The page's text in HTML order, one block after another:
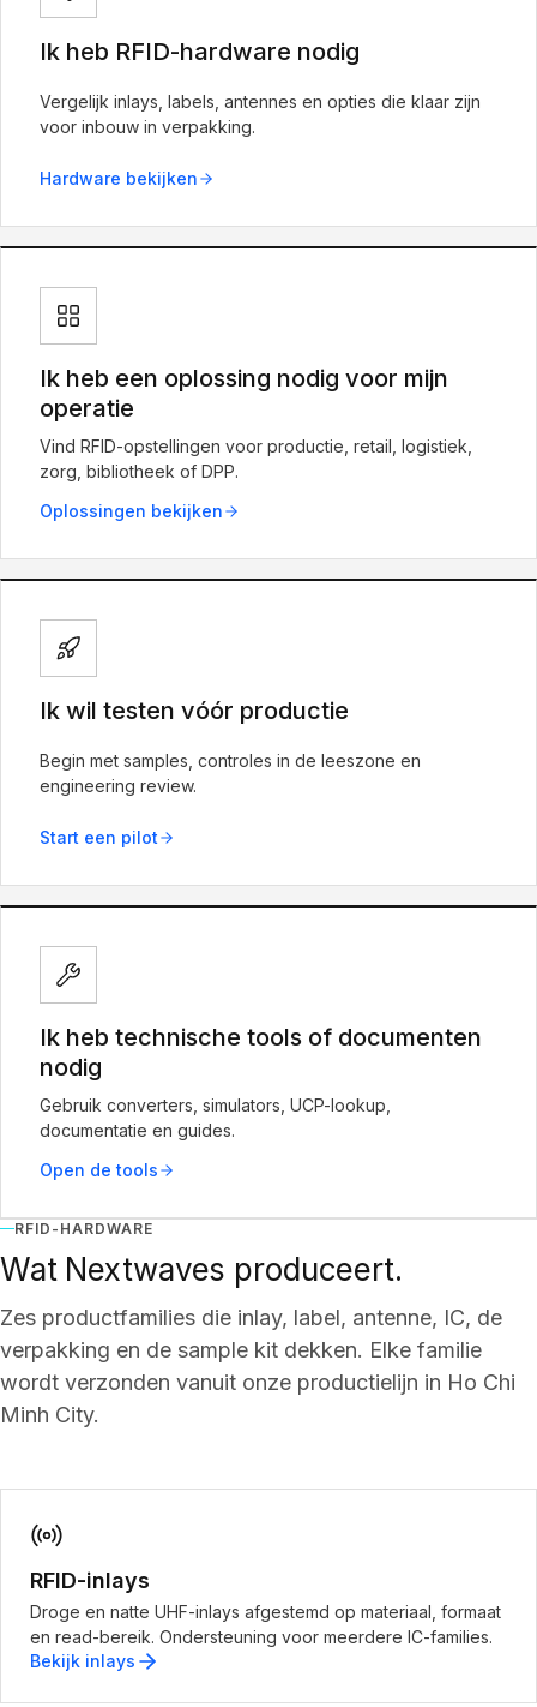
Ik heb RFID-hardware nodig
Vergelijk inlays, labels, antennes en opties die klaar zijn
voor inbouw in verpakking.
Hardware bekijken
Ik heb een oplossing nodig voor mijn
operatie
Vind RFID-opstellingen voor productie, retail, logistiek,
zorg, bibliotheek of DPP.
Oplossingen bekijken
Ik wil testen vóór productie
Begin met samples, controles in de leeszone en
engineering review.
Start een pilot
Ik heb technische tools of documenten
nodig
Gebruik converters, simulators, UCP-lookup,
documentatie en guides.
Open de tools
RFID-HARDWARE
Wat Nextwaves produceert.
Zes productfamilies die inlay, label, antenne, IC, de
verpakking en de sample kit dekken. Elke familie
wordt verzonden vanuit onze productielijn in Ho Chi
Minh City.
RFID-inlays
Droge en natte UHF-inlays afgestemd op materiaal, formaat
en read-bereik. Ondersteuning voor meerdere IC-families.
Bekijk inlays